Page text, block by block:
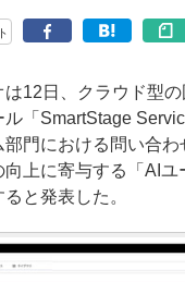
12日、クラウド型の
「SmartStage
門における問い合わ
上に寄与する「AIユ
と発表した。